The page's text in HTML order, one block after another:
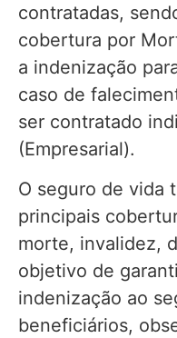
contratadas,
cobertura por
a indenização
caso de
ser contratado
(Empresarial).
O seguro de vida
principais
morte, invalidez,
objetivo de
indenização ao
beneficiários,